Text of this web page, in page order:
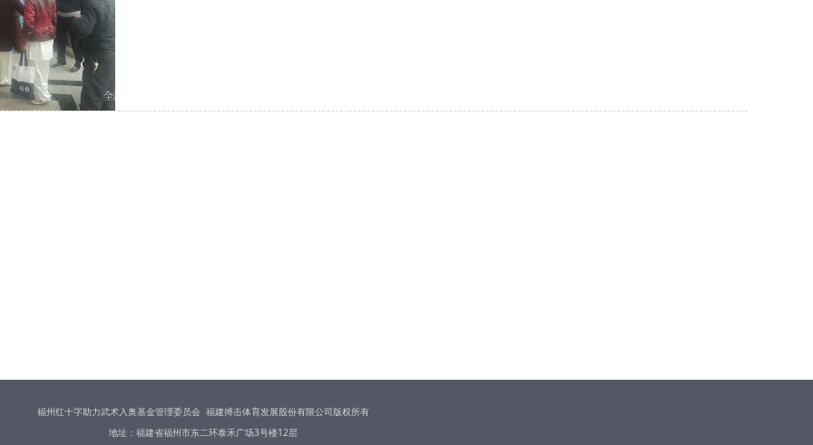
福州红十字助力武术入奥基金管理委员会 福建搏击体育发展股份有限公司版权所有
地址：福建省福州市东二环泰禾广场3号楼12层